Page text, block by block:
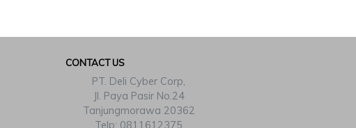
CONTACT US
PT. Deli Cyber Corp,
Jl. Paya Pasir No.24
Tanjungmorawa 20362
Telp: 0811612375